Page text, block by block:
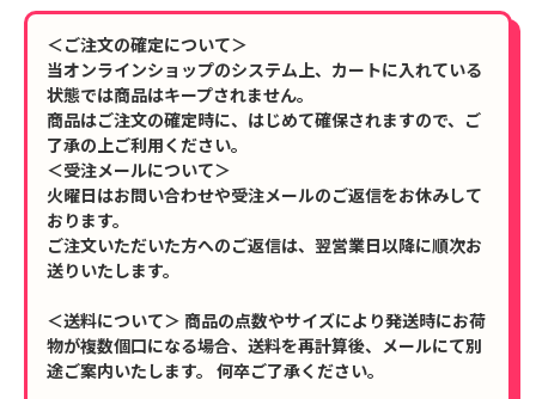
＜ご注文の確定について＞
当オンラインショップのシステム上、カートに入れている
状態では商品はキープされません。
商品はご注文の確定時に、はじめて確保されますので、ご
了承の上ご利用ください。
＜受注メールについて＞
火曜日はお問い合わせや受注メールのご返信をお休みして
おります。
ご注文いただいた方へのご返信は、翌営業日以降に順次お
送りいたします。
＜送料について＞ 商品の点数やサイズにより発送時にお荷
物が複数個口になる場合、送料を再計算後、メールにて別
途ご案内いたします。 何卒ご了承ください。